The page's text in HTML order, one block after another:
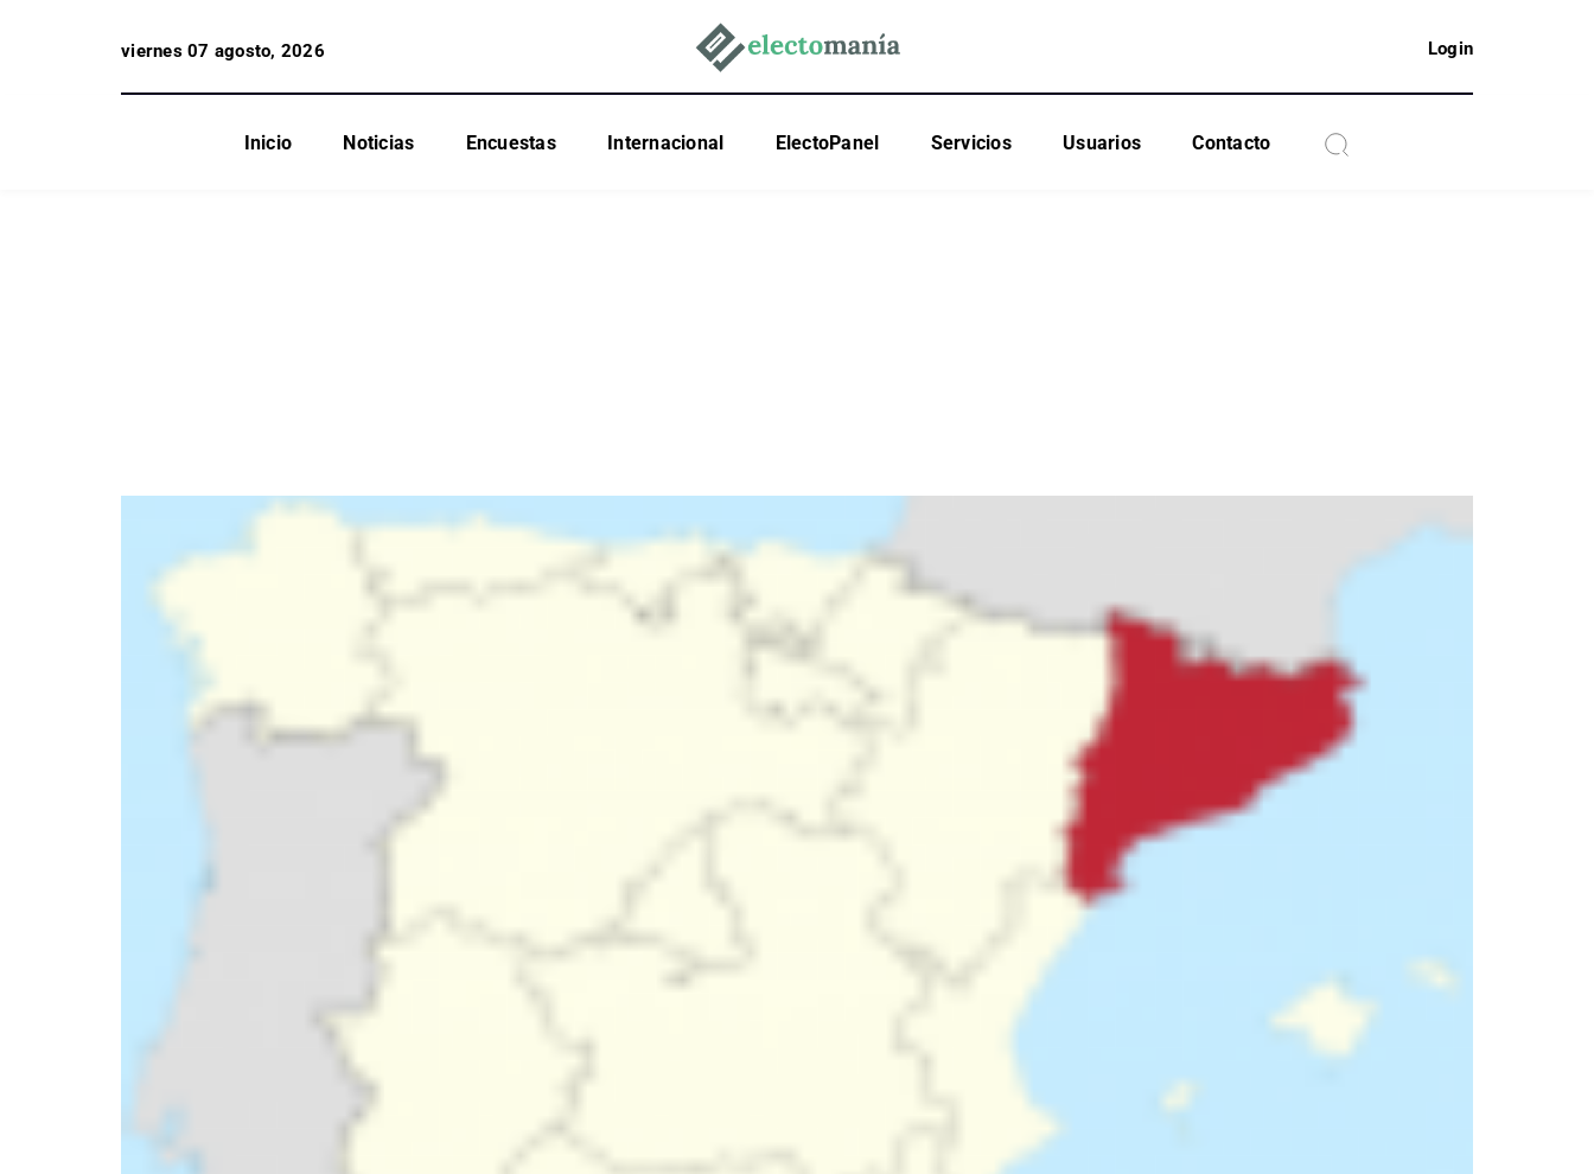
viernes 07 agosto, 2026 Login
Inicio Noticias Encuestas Internacional ElectoPanel Servicios Usuarios Contacto